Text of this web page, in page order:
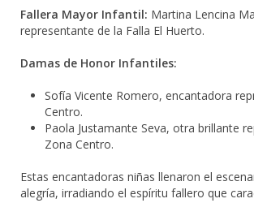
Fallera Mayor Infantil: Martina Lencina
representante de la Falla El Huerto.
Damas de Honor Infantiles:
Sofía Vicente Romero, encantadora
Centro.
Paola Justamante Seva, otra brillante
Zona Centro.
Estas encantadoras niñas llenaron el
alegría, irradiando el espíritu fallero que